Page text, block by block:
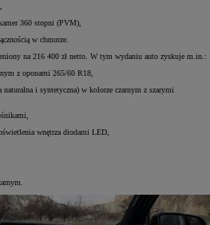
360 stopni (PVM),
w chmurze.
na 216 400 zł netto. W tym wydaniu auto zyskuje m.in.:
z oponami 265/60 R18,
naturalna i syntetyczna) w kolorze czarnym z szarymi
wnętrza diodami LED,